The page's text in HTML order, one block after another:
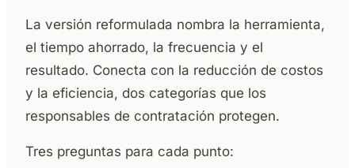
La versión reformulada nombra la herramienta,
el tiempo ahorrado, la frecuencia y el
resultado. Conecta con la reducción de costos
y la eficiencia, dos categorías que los
responsables de contratación protegen.
Tres preguntas para cada punto: